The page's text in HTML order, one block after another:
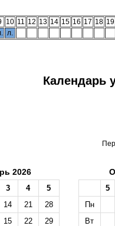
10 11 12 13 14 15 16 17 18 19
л.
Календарь
2026
3 4
5
14 21
28
15 22
29
5
Пн
Вт